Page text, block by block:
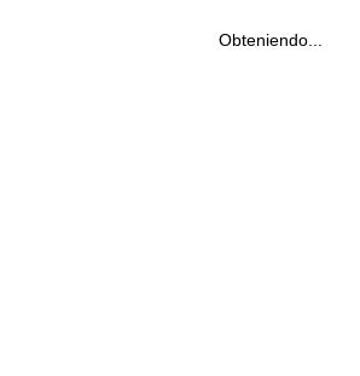
Obteniendo...